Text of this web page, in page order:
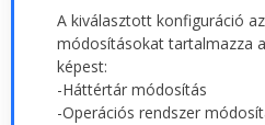
A kiválasztott konfiguráció
módosításokat tartalmazza
képest:
-Háttértár módosítás
-Operációs rendszer